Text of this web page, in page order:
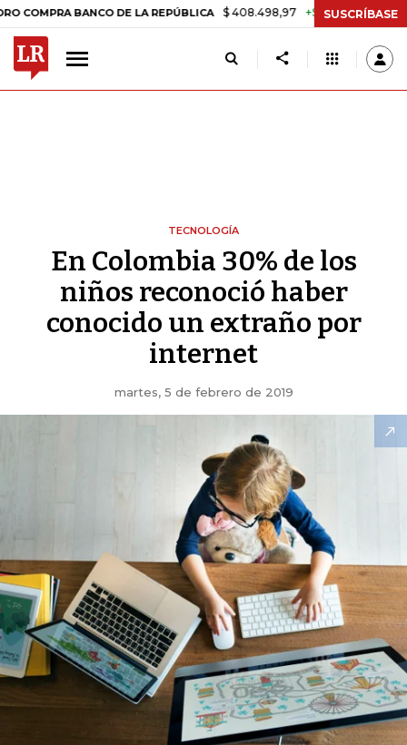
BANCO DE LA REPÚBLICA $ 408.498,97 +$ 8.753,81 +2,19%
SUSCRÍBASE
TECNOLOGÍA
En Colombia 30% de los
niños reconoció haber
conocido un extraño por
internet
martes, 5 de febrero de 2019